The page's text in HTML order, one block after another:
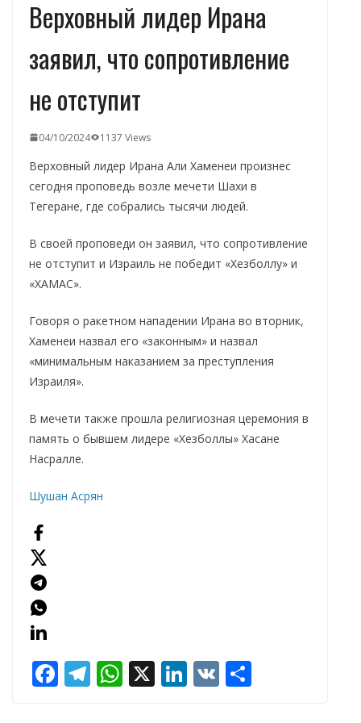
Верховный лидер Ирана
заявил, что сопротивление
не отступит
04/10/2024 1137 Views
Верховный лидер Ирана Али Хаменеи произнес
сегодня проповедь возле мечети Шахи в
Тегеране, где собрались тысячи людей.
В своей проповеди он заявил, что сопротивление
не отступит и Израиль не победит «Хезболлу» и
«ХАМАС».
Говоря о ракетном нападении Ирана во вторник,
Хаменеи назвал его «законным» и назвал
«минимальным наказанием за преступления
Израиля».
В мечети также прошла религиозная церемония в
память о бывшем лидере «Хезболлы» Хасане
Насралле.
Шушан Асрян
F T W X Li V